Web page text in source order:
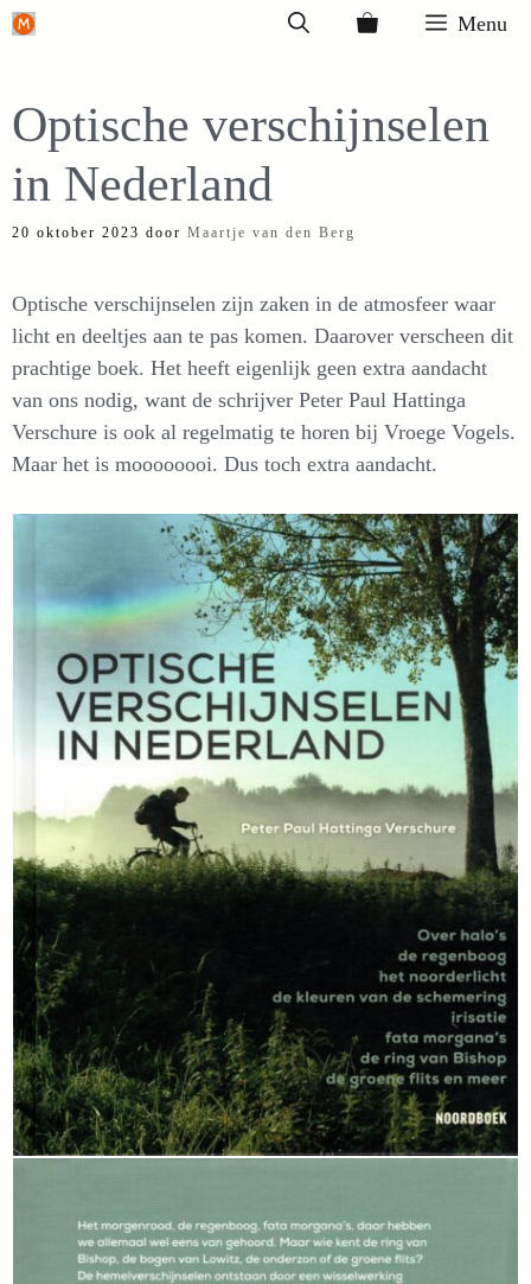
Ga
inhoud
Menu
Optische verschijnselen
in Nederland
20 oktober 2023 door Maartje van den Berg
Optische verschijnselen zijn zaken in de atmosfeer waar
licht en deeltjes aan te pas komen. Daarover verscheen dit
prachtige boek. Het heeft eigenlijk geen extra aandacht
van ons nodig, want de schrijver Peter Paul Hattinga
Verschure is ook al regelmatig te horen bij Vroege Vogels.
Maar het is moooooooi. Dus toch extra aandacht.